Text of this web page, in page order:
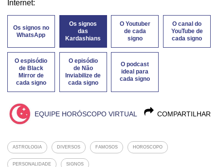
Internet:
Os signos no
WhatsApp
Os signos
das
Kardashians
O Youtuber
de cada
signo
O canal do
YouTube de
cada signo
O espisódio
de Black
Mirror de
cada signo
O episódio
de Não
Inviabilize de
cada signo
O podcast
ideal para
cada signo
COMPARTILHAR
EQUIPE HORÓSCOPO VIRTUAL
ASTROLOGIA DIVERSOS FAMOSOS HOROSCOPO
PERSONALIDADE SIGNOS